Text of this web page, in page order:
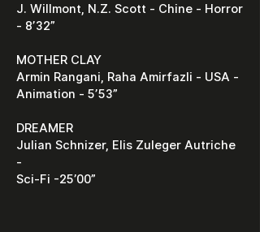
J. Willmont, N.Z. Scott - Chine - Horror
- 8’32”
MOTHER CLAY
Armin Rangani, Raha Amirfazli - USA -
Animation - 5’53”
DREAMER
Julian Schnizer, Elis Zuleger Autriche
-
Sci-Fi -25’00”